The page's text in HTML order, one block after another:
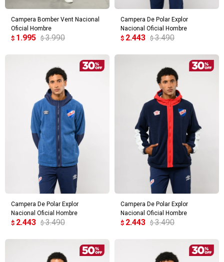
Campera Bomber Vent Nacional
Oficial Hombre
$ 1.995 $ 3.990
Campera De Polar Explor
Nacional Oficial Hombre
$ 2.443 $ 3.490
Campera De Polar Explor
Nacional Oficial Hombre
$ 2.443 $ 3.490
Campera De Polar Explor
Nacional Oficial Hombre
$ 2.443 $ 3.490
¡Sumate a la forma más ágil de
comprar!